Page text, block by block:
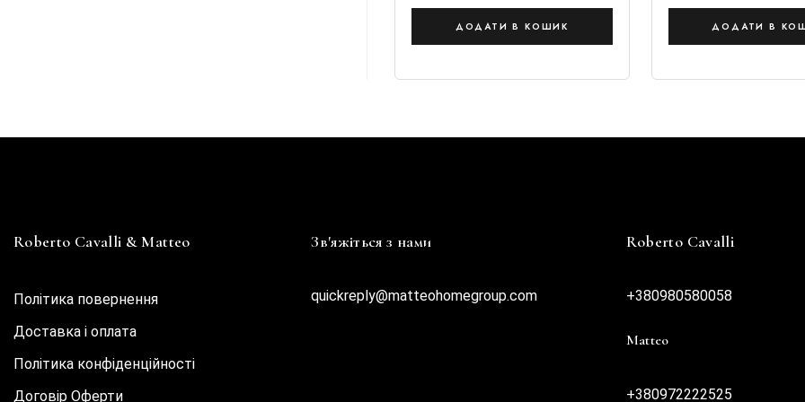
ДОДАТИ В КОШИК ДОДАТИ В
Roberto Cavalli & Matteo
Політика повернення
Доставка і оплата
Політика конфіденційності
Договір Oферти
Зв'яжіться з нами
quickreply@matteohomegroup.com
Roberto Cavalli
+380980580058
Matteo
+380972222525